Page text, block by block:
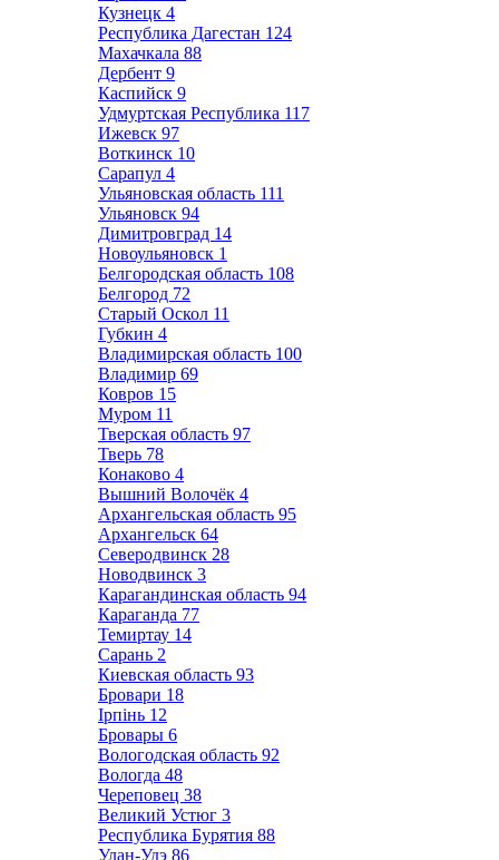
Кузнецк 4
Республика Дагестан 124
Махачкала 88
Дербент 9
Каспийск 9
Удмуртская Республика 117
Ижевск 97
Воткинск 10
Сарапул 4
Ульяновская область 111
Ульяновск 94
Димитровград 14
Новоульяновск 1
Белгородская область 108
Белгород 72
Старый Оскол 11
Губкин 4
Владимирская область 100
Владимир 69
Ковров 15
Муром 11
Тверская область 97
Тверь 78
Конаково 4
Вышний Волочёк 4
Архангельская область 95
Архангельск 64
Северодвинск 28
Новодвинск 3
Карагандинская область 94
Караганда 77
Темиртау 14
Сарань 2
Киевская область 93
Бровари 18
Ірпінь 12
Бровары 6
Вологодская область 92
Вологда 48
Череповец 38
Великий Устюг 3
Республика Бурятия 88
Улан-Удэ 86